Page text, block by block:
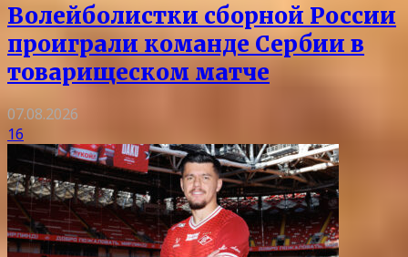
Волейболистки сборной России
проиграли команде Сербии в
товарищеском матче
07.08.2026
16